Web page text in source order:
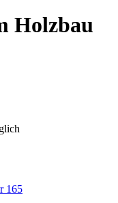
Holzbau
165